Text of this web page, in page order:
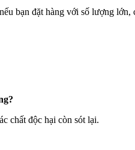
bạn đặt hàng với số lượng lớn,
chất độc hại còn sót lại.